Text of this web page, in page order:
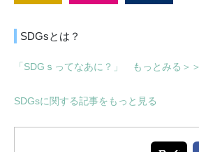
SDGsとは？
「SDGｓってなあに？」 もっとみる＞＞
SDGsに関する記事をもっと見る